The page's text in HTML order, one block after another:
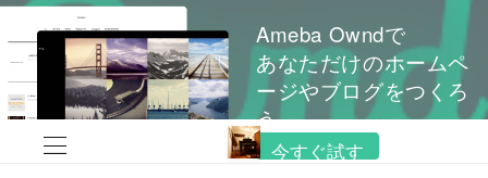
Ameba Owndで
あなただけのホームペ
ージやブログをつくろ
う
今すぐ試す